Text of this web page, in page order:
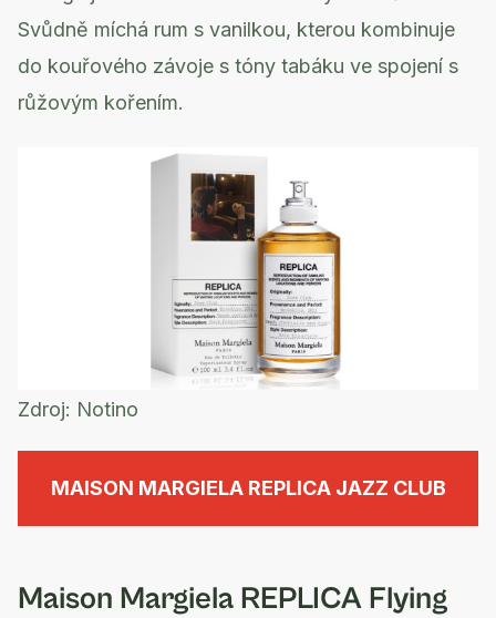
Svůdně míchá rum s vanilkou, kterou kombinuje
do kouřového závoje s tóny tabáku ve spojení s
růžovým kořením.
Zdroj: Notino
MAISON MARGIELA REPLICA JAZZ CLUB
Maison Margiela REPLICA Flying